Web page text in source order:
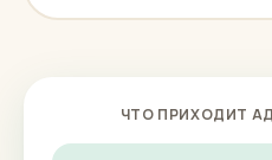
ЧТО ПРИХОДИТ